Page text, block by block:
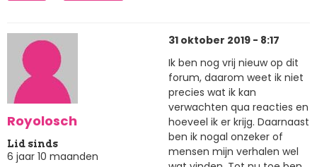
Royolosch
Lid sinds
6 jaar 10 maanden
31 oktober 2019 - 8:17
Ik ben nog vrij nieuw op dit
forum, daarom weet ik niet
precies wat ik kan
verwachten qua reacties en
hoeveel ik er krijg. Daarnaast
ben ik nogal onzeker of
mensen mijn verhalen wel